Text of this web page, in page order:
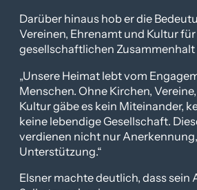
Darüber hinaus hob er die
Vereinen, Ehrenamt und Kultur
gesellschaftlichen Zusammenhalt
„Unsere Heimat lebt vom
Menschen. Ohne Kirchen,
Kultur gäbe es kein Miteinander,
keine lebendige Gesellschaft.
verdienen nicht nur
Unterstützung.“
Elsner machte deutlich, dass sein